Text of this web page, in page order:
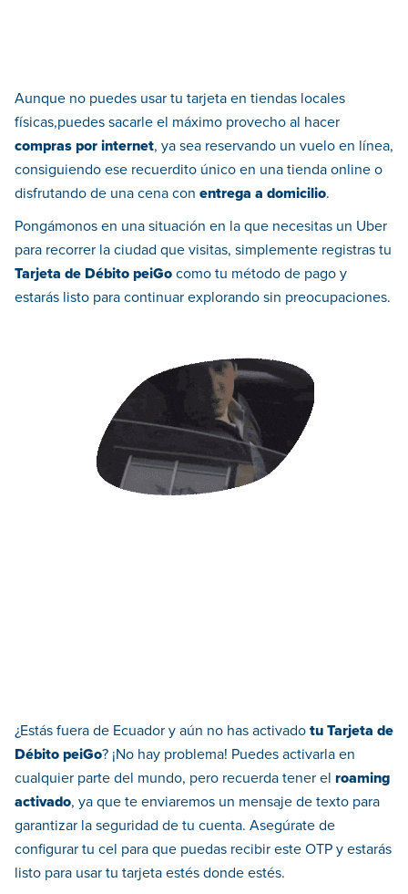
Aunque no puedes usar tu tarjeta en tiendas locales
físicas,puedes sacarle el máximo provecho al hacer
compras por internet, ya sea reservando un vuelo en línea,
consiguiendo ese recuerdito único en una tienda online o
disfrutando de una cena con entrega a domicilio.
Pongámonos en una situación en la que necesitas un Uber
para recorrer la ciudad que visitas, simplemente registras tu
Tarjeta de Débito peiGo como tu método de pago y
estarás listo para continuar explorando sin preocupaciones.
¿Estás fuera de Ecuador y aún no has activado tu Tarjeta de
Débito peiGo? ¡No hay problema! Puedes activarla en
cualquier parte del mundo, pero recuerda tener el roaming
activado, ya que te enviaremos un mensaje de texto para
garantizar la seguridad de tu cuenta. Asegúrate de
configurar tu cel para que puedas recibir este OTP y estarás
listo para usar tu tarjeta estés donde estés.